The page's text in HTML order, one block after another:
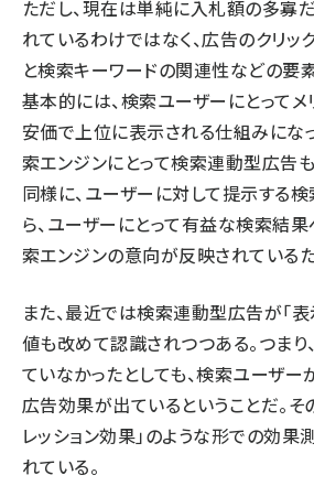
ただし、現在は単純に入札額の多寡
れているわけではなく、広告のクリッ
と検索キーワードの関連性などの要
基本的には、検索ユーザーにとってメ
安価で上位に表示される仕組みにな
索エンジンにとって検索連動型広告
同様に、ユーザーに対して提示する
ら、ユーザーにとって有益な検索結
索エンジンの意向が反映されている
また、最近では検索連動型広告が「表
値も改めて認識されつつある。つまり
ていなかったとしても、検索ユーザー
広告効果が出ているということだ。そ
レッション効果」のような形での効
れている。